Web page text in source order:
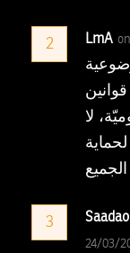
2 LmA
لا
3
24/03/